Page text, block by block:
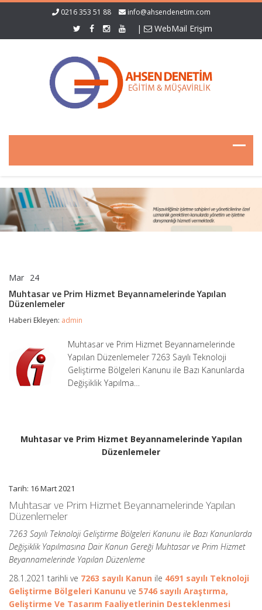
0216 353 51 88 info@ahsendenetim.com
| WebMail Erişim
Mar 24
Prim
Hizmet
Beyannamelerinde
Muhtasar ve Prim Hizmet Beyannamelerinde Yapılan
Düzenlemeler
Haberi Ekleyen: admin
Muhtasar ve Prim Hizmet Beyannamelerinde
Yapılan Düzenlemeler 7263 Sayılı Teknoloji
Geliştirme Bölgeleri Kanunu ile Bazı Kanunlarda
Değişiklik Yapılma…
Muhtasar ve Prim Hizmet Beyannamelerinde Yapılan
Düzenlemeler
Tarih: 16 Mart 2021
Muhtasar ve Prim Hizmet Beyannamelerinde Yapılan
Düzenlemeler
7263 Sayılı Teknoloji Geliştirme Bölgeleri Kanunu ile Bazı Kanunlarda
Değişiklik Yapılmasına Dair Kanun Gereği Muhtasar ve Prim Hizmet
Beyannamelerinde Yapılan Düzenleme
28.1.2021 tarihli ve 7263 sayılı Kanun ile 4691 sayılı Teknoloji
Geliştirme Bölgeleri Kanunu ve 5746 sayılı Araştırma,
Geliştirme Ve Tasarım Faaliyetlerinin Desteklenmesi